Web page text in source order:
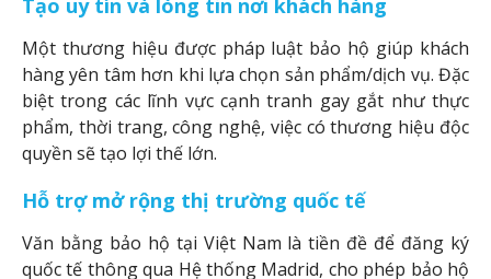
Tạo uy tín và lòng tin nơi khách hàng
Một thương hiệu được pháp luật bảo hộ giúp khách
hàng yên tâm hơn khi lựa chọn sản phẩm/dịch vụ. Đặc
biệt trong các lĩnh vực cạnh tranh gay gắt như thực
phẩm, thời trang, công nghệ, việc có thương hiệu độc
quyền sẽ tạo lợi thế lớn.
Hỗ trợ mở rộng thị trường quốc tế
Văn bằng bảo hộ tại Việt Nam là tiền đề để đăng ký
quốc tế thông qua Hệ thống Madrid, cho phép bảo hộ